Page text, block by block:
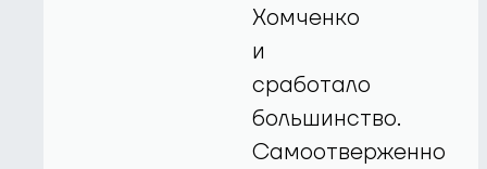
Хомченко
и
сработало
большинство.
Самоотверженно